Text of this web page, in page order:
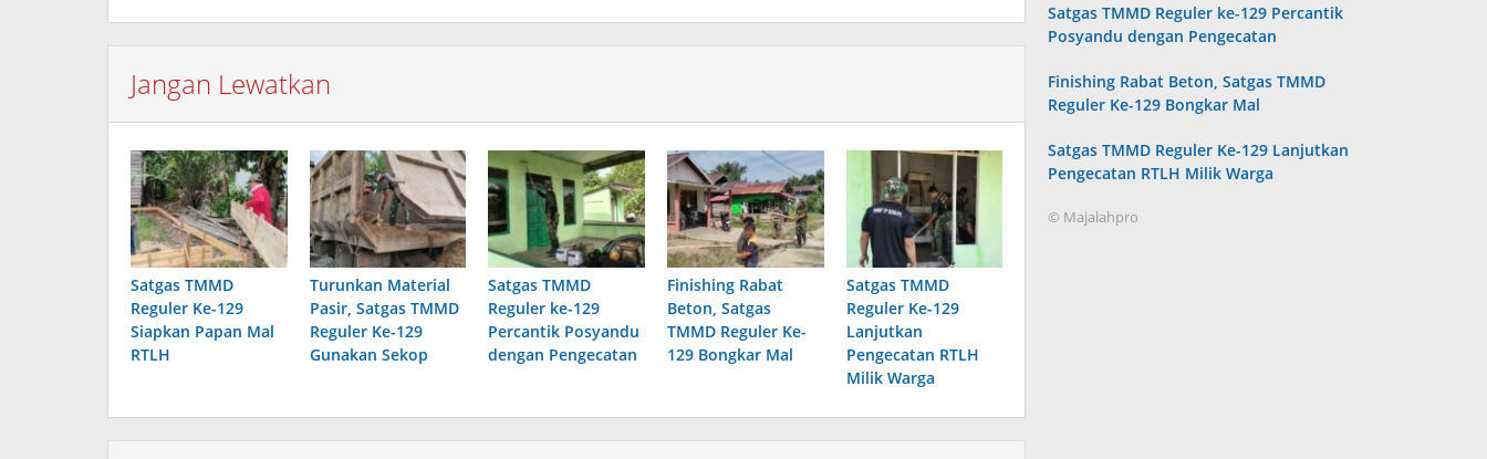
Jangan Lewatkan
Satgas TMMD
Reguler Ke-129
Siapkan Papan Mal
RTLH
Turunkan Material
Pasir, Satgas TMMD
Reguler Ke-129
Gunakan Sekop
Satgas TMMD
Reguler ke-129
Percantik Posyandu
dengan Pengecatan
Finishing Rabat
Beton, Satgas
TMMD Reguler Ke-
129 Bongkar Mal
Satgas TMMD
Reguler Ke-129
Lanjutkan
Pengecatan RTLH
Milik Warga
Satgas TMMD Reguler ke-129 Percantik
Posyandu dengan Pengecatan
Finishing Rabat Beton, Satgas TMMD
Reguler Ke-129 Bongkar Mal
Satgas TMMD Reguler Ke-129 Lanjutkan
Pengecatan RTLH Milik Warga
© Majalahpro